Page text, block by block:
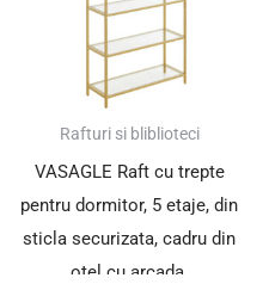
Rafturi si bliblioteci
VASAGLE Raft cu trepte
pentru dormitor, 5 etaje, din
sticla securizata, cadru din
otel cu arcada,